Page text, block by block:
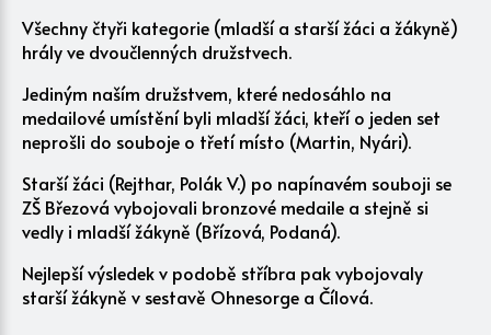
Všechny čtyři kategorie (mladší a starší žáci a žákyně)
hrály ve dvoučlenných družstvech.
Jediným naším družstvem, které nedosáhlo na
medailové umístění byli mladší žáci, kteří o jeden set
neprošli do souboje o třetí místo (Martin, Nyári).
Starší žáci (Rejthar, Polák V.) po napínavém souboji se
ZŠ Březová vybojovali bronzové medaile a stejně si
vedly i mladší žákyně (Břízová, Podaná).
Nejlepší výsledek v podobě stříbra pak vybojovaly
starší žákyně v sestavě Ohnesorge a Čílová.